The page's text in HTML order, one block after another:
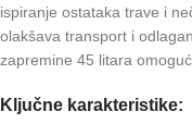
ispiranje ostataka trave i
olakšava transport i
zapremine 45 litara
Ključne karakteristike: